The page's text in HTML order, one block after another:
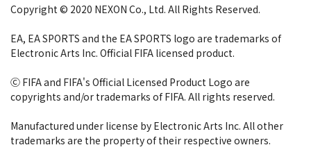
Copyright © 2020 NEXON Co., Ltd. All Rights Reserved.
EA, EA SPORTS and the EA SPORTS logo are trademarks of
Electronic Arts Inc. Official FIFA licensed product.
Ⓒ FIFA and FIFA's Official Licensed Product Logo are
copyrights and/or trademarks of FIFA. All rights reserved.
Manufactured under license by Electronic Arts Inc. All other
trademarks are the property of their respective owners.